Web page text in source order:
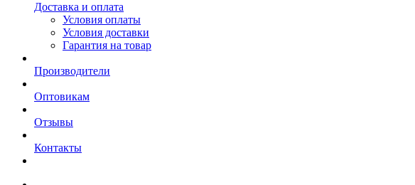
Доставка и оплата
Условия оплаты
Условия доставки
Гарантия на товар
Производители
Оптовикам
Отзывы
Контакты